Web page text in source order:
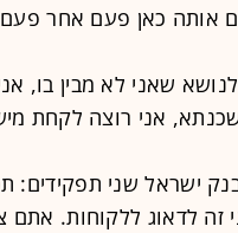
אותה כאן פעם אחר
שאני לא מבין בו,
אני רוצה לקחת
ישראל שני תפקידים:
זה לדאוג ללקוחות.